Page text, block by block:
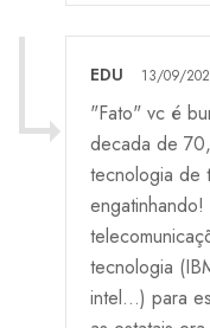
EDU 13/09/
"Fato" vc é
decada de
tecnologia de
tecnologia
intel...) para